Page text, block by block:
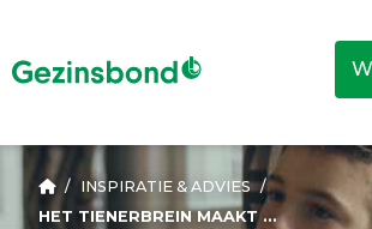
/ INSPIRATIE & ADVIES /
HET TIENERBREIN MAAKT HET OUDERS KNAP LASTIG: ‘PROBEER EEN SPARRINGPARTNER TE ZIJN IN PLAATS VAN EEN DIRIGENT’